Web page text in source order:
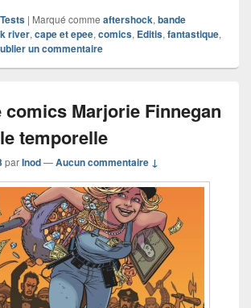
Tests | Marqué comme aftershock, bande
river, cape et epee, comics, Editis, fantastique,
un commentaire
comics Marjorie Finnegan
temporelle
parInod—Aucun commentaire ↓